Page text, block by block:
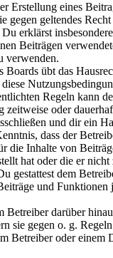
Erstellung eines
gegen geltendes
erklärst
Beiträgen
verwenden.
Boards übt das
Regeln kann
zeitweise oder
und dir ein
dass der
die Inhalte von
hat oder die er
gestattest dem
und Funktionen
Betreiber darüber
sie gegen o. g.
Betreiber oder einem